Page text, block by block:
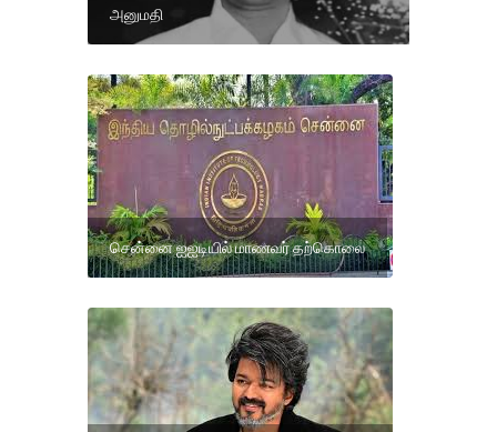
அனுமதி
சென்னை ஐஐடியில் மாணவர் தற்கொலை